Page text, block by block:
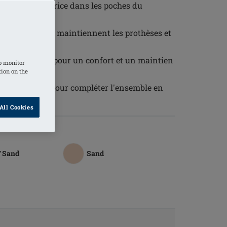
dans les poches du
soutien-gorge maintiennent les prothèses et
réglables, pour un confort et un maintien
Karolina* pour compléter l'ensemble en
Sand Sand
monitor
on the
Cookies